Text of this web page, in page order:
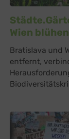
Wien
Bratislava und
entfernt,